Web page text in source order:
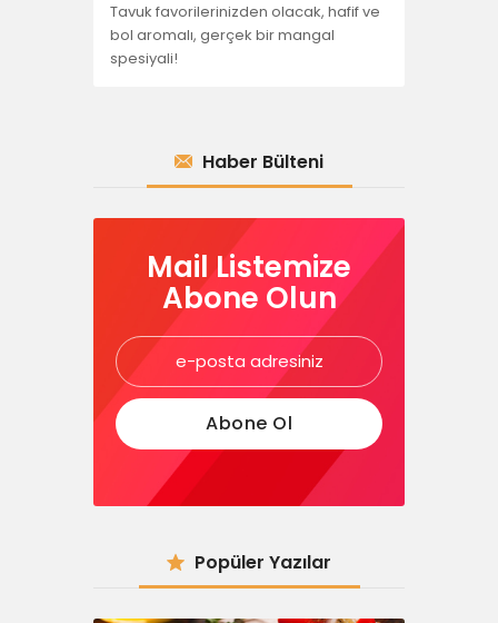
Tavuk favorilerinizden olacak, hafif ve
bol aromalı, gerçek bir mangal
spesiyali!
Haber Bülteni
Mail Listemize
Abone Olun
Popüler Yazılar